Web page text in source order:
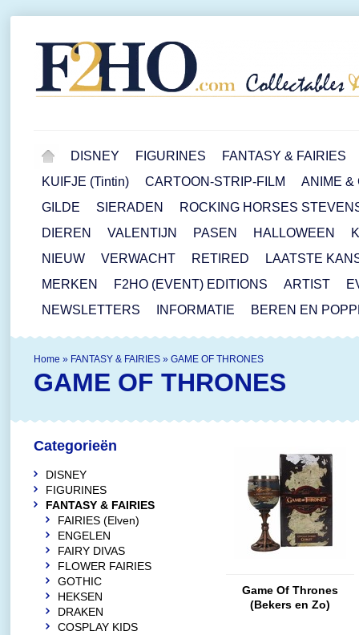
DISNEY FIGURINES
FANTASY & FAIRIES
KUIFJE (Tintin)
CARTOON-STRIP-FILM
ANIME &
GILDE
SIERADEN
ROCKING HORSES
DIEREN
VALENTIJN PASEN HALLOWEEN
NIEUW
VERWACHT RETIRED
LAATSTE
MERKEN
F2HO (EVENT) EDITIONS ARTIST
NEWSLETTERS
INFORMATIE BEREN EN
Home » FANTASY & FAIRIES » GAME OF THRONES
GAME OF THRONES
Game Of Thrones
(Bekers en Zo)
Categorieën
DISNEY
FIGURINES
FANTASY & FAIRIES
FAIRIES (Elven)
ENGELEN
FAIRY DIVAS
FLOWER FAIRIES
GOTHIC
HEKSEN
DRAKEN
COSPLAY KIDS